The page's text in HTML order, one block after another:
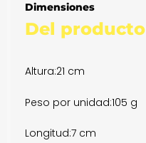
Dimensiones
Del producto
Altura:21 cm
Peso por unidad:105 g
Longitud:7 cm